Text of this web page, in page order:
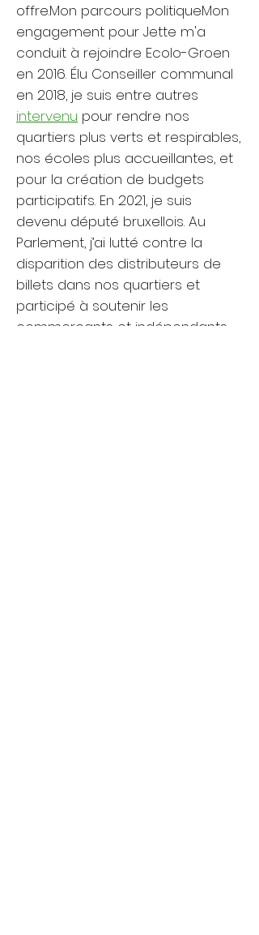
offre.​Mon parcours politique​Mon
engagement pour Jette m'a
conduit à rejoindre Ecolo-Groen
en 2016. Élu Conseiller communal
en 2018, je suis entre autres
intervenu pour rendre nos
quartiers plus verts et respirables,
nos écoles plus accueillantes, et
pour la création de budgets
participatifs. En 2021, je suis
devenu député bruxellois. Au
Parlement, j’ai lutté contre la
disparition des distributeurs de
billets dans nos quartiers et
participé à soutenir les
commerçants et indépendants